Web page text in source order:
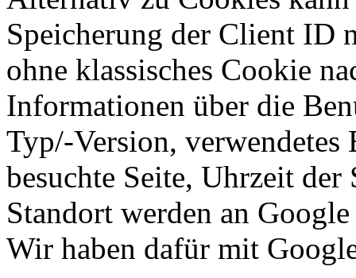
Speicherung der Client ID
ohne klassisches Cookie
Informationen über die
Typ/-Version, verwendetes
besuchte Seite, Uhrzeit
Standort werden an
Wir haben dafür mit